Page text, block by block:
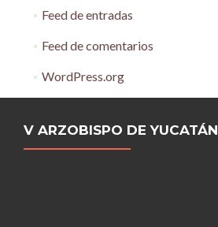
Feed de entradas
Feed de comentarios
WordPress.org
V ARZOBISPO DE YUCATÁN